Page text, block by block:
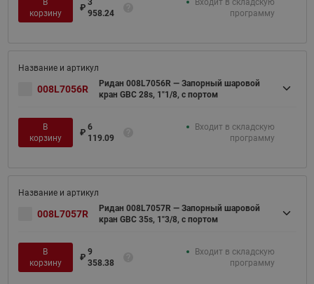
В
корзину
₽
3
958.24
Входит в складскую
программу
008L7056R
Ридан 008L7056R — Запорный шаровой
кран GBC 28s, 1"1/8, с портом
В
корзину
₽
6
119.09
Входит в складскую
программу
008L7057R
Ридан 008L7057R — Запорный шаровой
кран GBC 35s, 1"3/8, с портом
В
корзину
₽
9
358.38
Входит в складскую
программу